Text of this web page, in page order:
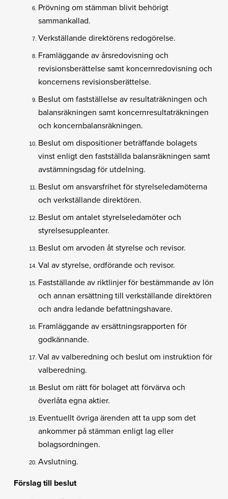
Prövning om stämman blivit behörigt
sammankallad.
Verkställande direktörens redogörelse.
Framläggande av årsredovisning och
revisionsberättelse samt koncernredovisning och
koncernens revisionsberättelse.
Beslut om fastställelse av resultaträkningen och
balansräkningen samt koncernresultaträkningen
och koncernbalansräkningen.
Beslut om dispositioner beträffande bolagets
vinst enligt den fastställda balansräkningen samt
avstämningsdag för utdelning.
Beslut om ansvarsfrihet för styrelseledamöterna
och verkställande direktören.
Beslut om antalet styrelseledamöter och
styrelsesuppleanter.
Beslut om arvoden åt styrelse och revisor.
Val av styrelse, ordförande och revisor.
Fastställande av riktlinjer för bestämmande av lön
och annan ersättning till verkställande direktören
och andra ledande befattningshavare.
Framläggande av ersättningsrapporten för
godkännande.
Val av valberedning och beslut om instruktion för
valberedning.
Beslut om rätt för bolaget att förvärva och
överlåta egna aktier.
Eventuellt övriga ärenden att ta upp som det
ankommer på stämman enligt lag eller
bolagsordningen.
Avslutning.
Förslag till beslut